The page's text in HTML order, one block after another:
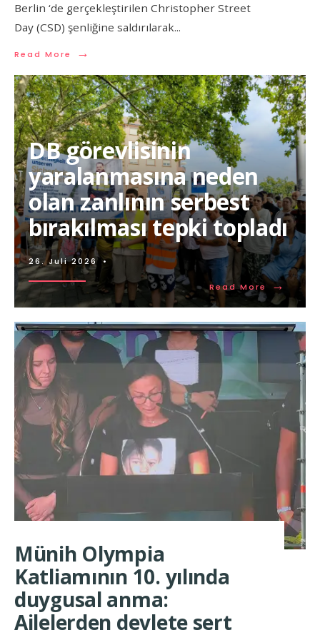
Berlin ‘de gerçekleştirilen Christopher Street
Day (CSD) şenliğine saldırılarak...
Read More →
DB görevlisinin
yaralanmasına neden
olan zanlının serbest
bırakılması tepki topladı
26. Juli 2026 •
Read More →
Münih Olympia
Katliamının 10. yılında
duygusal anma:
Ailelerden devlete sert